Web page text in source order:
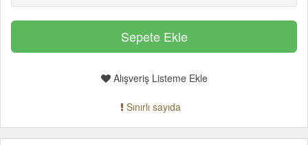
Alışveriş Listeme Ekle
Sınırlı sayıda